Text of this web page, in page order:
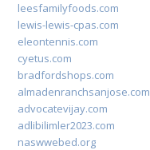
leesfamilyfoods.com
lewis-lewis-cpas.com
eleontennis.com
cyetus.com
bradfordshops.com
almadenranchsanjose.com
advocatevijay.com
adlibilimler2023.com
naswwebed.org